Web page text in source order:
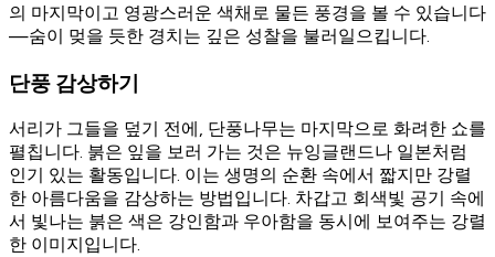
의 마지막이고 영광스러운 색채로 물든 풍경을 볼 수 있습니다
—숨이 멎을 듯한 경치는 깊은 성찰을 불러일으킵니다.
단풍 감상하기
서리가 그들을 덮기 전에, 단풍나무는 마지막으로 화려한 쇼를
펼칩니다. 붉은 잎을 보러 가는 것은 뉴잉글랜드나 일본처럼
인기 있는 활동입니다. 이는 생명의 순환 속에서 짧지만 강렬
한 아름다움을 감상하는 방법입니다. 차갑고 회색빛 공기 속에
서 빛나는 붉은 색은 강인함과 우아함을 동시에 보여주는 강렬
한 이미지입니다.